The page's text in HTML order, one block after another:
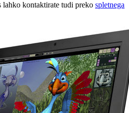
lahko kontaktirate tudi preko spletnega